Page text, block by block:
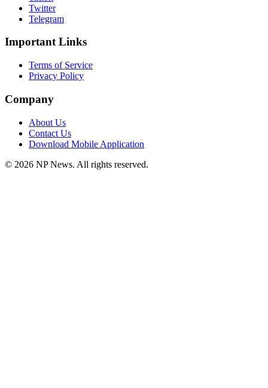
Twitter
Telegram
Important Links
Terms of Service
Privacy Policy
Company
About Us
Contact Us
Download Mobile Application
© 2026 NP News. All rights reserved.